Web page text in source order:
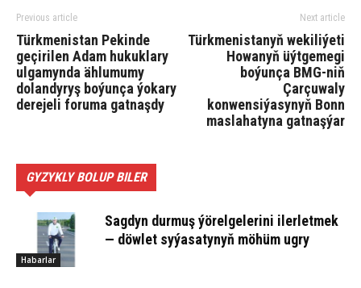
Previous article
Türkmenistan Pekinde
geçirilen Adam hukuklary
ulgamynda ählumumy
dolandyryş boýunça ýokary
derejeli foruma gatnaşdy
Next article
Türkmenistanyň wekiliýeti
Howanyň üýtgemegi
boýunça BMG-niň
Çarçuwaly
konwensiýasynyň Bonn
maslahatyna gatnaşýar
GYZYKLY BOLUP BILER
Habarlar
Sagdyn durmuş ýörelgelerini ilerletmek
— döwlet syýasatynyň möhüm ugry